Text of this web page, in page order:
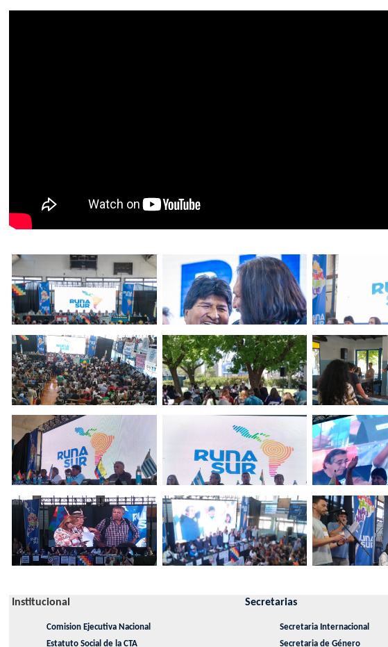
Institucional
Comision Ejecutiva Nacional
Estatuto Social de la CTA
Secretarias
Secretaria Internacional
Secretaria de Género